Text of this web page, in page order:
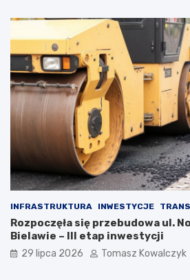
INFRASTRUKTURA INWESTYCJE
Rozpoczęła się przebudowa ul.
Bielawie – III etap inwestycji
29 lipca 2026 Tomasz Kowalczyk